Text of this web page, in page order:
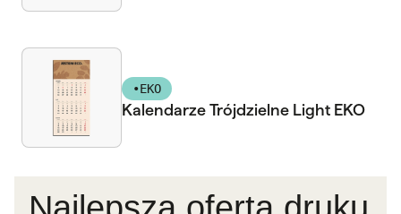
•EKO
Kalendarze Trójdzielne Light EKO